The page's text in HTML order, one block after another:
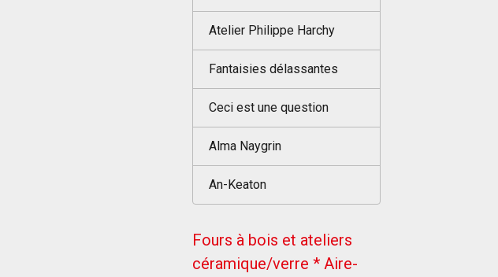
Atelier Philippe Harchy
Fantaisies délassantes
Ceci est une question
Alma Naygrin
An-Keaton
Fours à bois et ateliers
céramique/verre * Aire-